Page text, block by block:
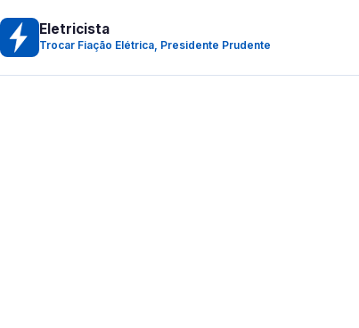
Eletricista
Trocar Fiação Elétrica, Presidente Prudente